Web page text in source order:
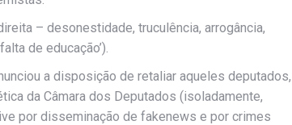
– desonestidade, truculência, arrogância,
de educação’).
a disposição de retaliar aqueles deputados,
da Câmara dos Deputados (isoladamente,
por disseminação de fakenews e por crimes